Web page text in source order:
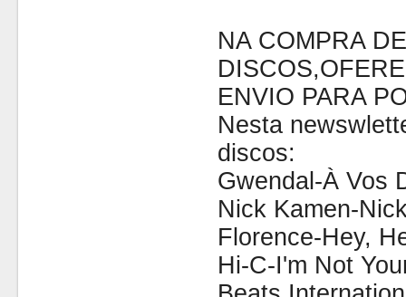
NA COMPRA
ENVIO PARA
Nesta
discos:
Gwendal-À Vos
Nick Kamen-
Florence-Hey,
Hi-C-I'm Not